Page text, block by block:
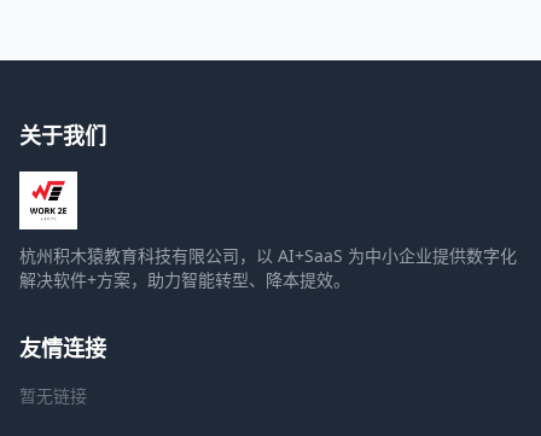
关于我们
杭州积木猿教育科技有限公司，以 AI+SaaS 为中小企业提供数字化
解决软件+方案，助力智能转型、降本提效。
友情连接
暂无链接